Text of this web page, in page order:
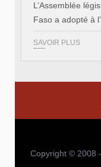
L’Assemblée
Faso a adopté à
SAVOIR PLUS
Copyright © 2008